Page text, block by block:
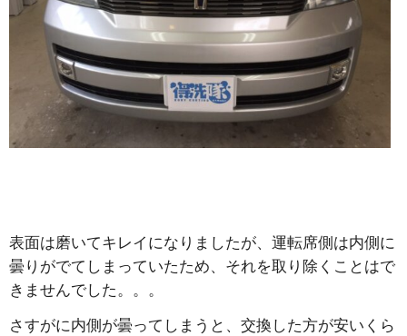
表面は磨いてキレイになりましたが、運転席側は内側に
曇りがでてしまっていたため、それを取り除くことはで
きませんでした。。。
さすがに内側が曇ってしまうと、交換した方が安いくら